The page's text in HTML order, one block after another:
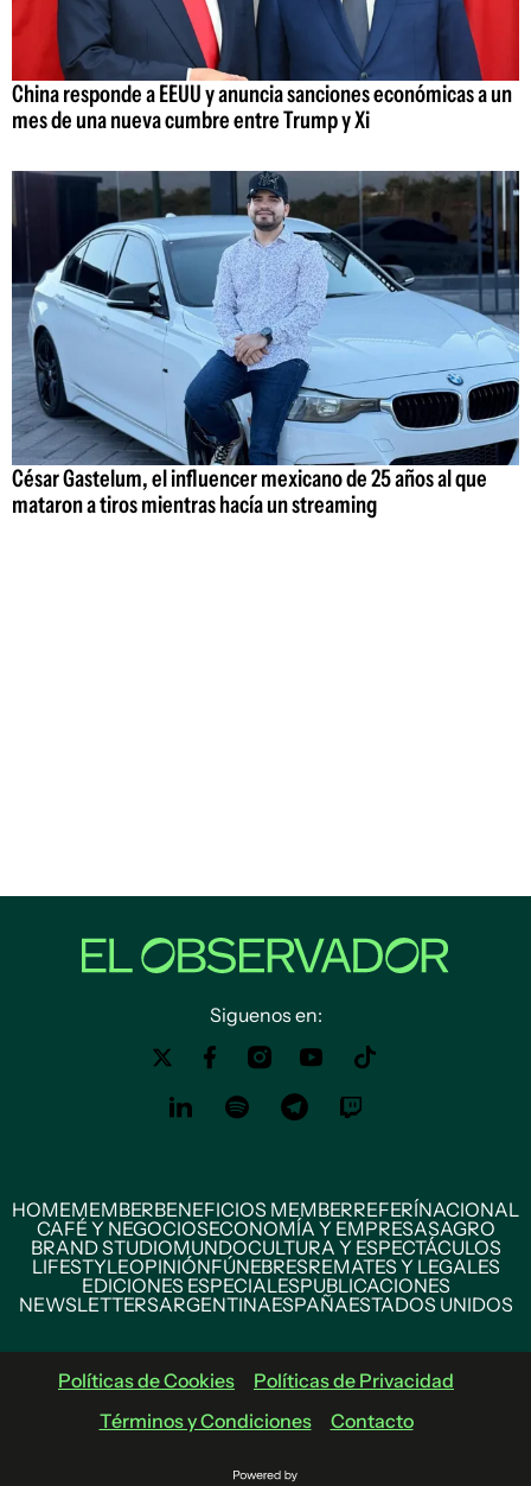
China responde a EEUU y anuncia sanciones económicas a un
mes de una nueva cumbre entre Trump y Xi
César Gastelum, el influencer mexicano de 25 años al que
mataron a tiros mientras hacía un streaming
Siguenos en:
HOMEMEMBERBENEFICIOS MEMBERREFERÍNACIONAL
CAFÉ Y NEGOCIOSECONOMÍA Y EMPRESASAGRO
BRAND STUDIOMUNDOCULTURA Y ESPECTÁCULOS
LIFESTYLEOPINIÓNFÚNEBRESREMATES Y LEGALES
EDICIONES ESPECIALESPUBLICACIONES
NEWSLETTERSARGENTINAESPAÑAESTADOS UNIDOS
Políticas de Cookies
Políticas de Privacidad
Términos y Condiciones
Contacto